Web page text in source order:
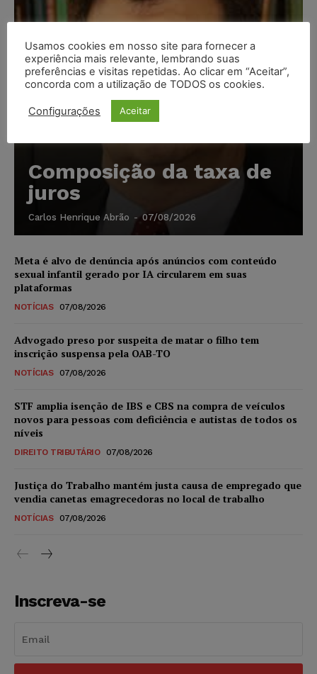
Composição da taxa de
juros
Carlos Henrique Abrão - 07/08/2026
Meta é alvo de denúncia após anúncios com conteúdo
sexual infantil gerado por IA circularem em suas
plataformas
NOTÍCIAS 07/08/2026
Advogado preso por suspeita de matar o filho tem
inscrição suspensa pela OAB-TO
NOTÍCIAS 07/08/2026
STF amplia isenção de IBS e CBS na compra de veículos
novos para pessoas com deficiência e autistas de todos os
níveis
DIREITO TRIBUTÁRIO 07/08/2026
Justiça do Trabalho mantém justa causa de empregado que
vendia canetas emagrecedoras no local de trabalho
NOTÍCIAS 07/08/2026
Inscreva-se
Usamos cookies em nosso site para fornecer a
experiência mais relevante, lembrando suas
preferências e visitas repetidas. Ao clicar em “Aceitar”,
concorda com a utilização de TODOS os cookies.
Configurações Aceitar